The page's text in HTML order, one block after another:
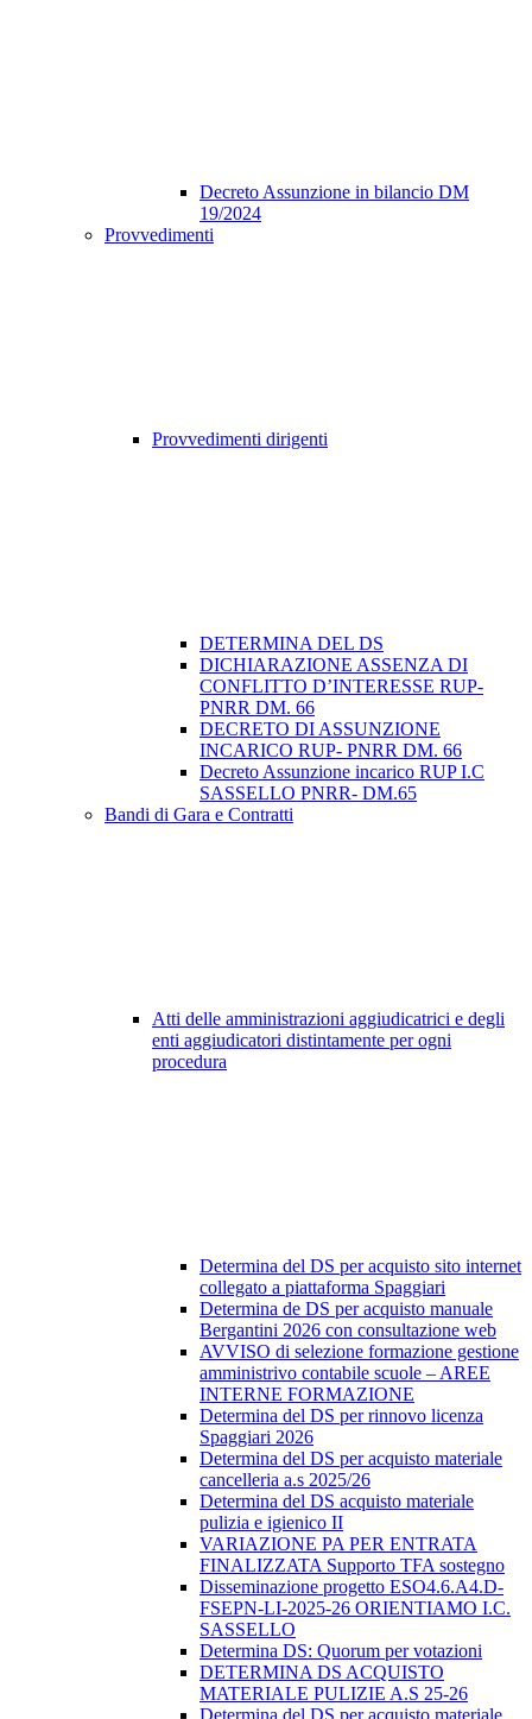
Decreto Assunzione in bilancio DM
19/2024
Provvedimenti
Provvedimenti dirigenti
DETERMINA DEL DS
DICHIARAZIONE ASSENZA DI
CONFLITTO D’INTERESSE RUP-
PNRR DM. 66
DECRETO DI ASSUNZIONE
INCARICO RUP- PNRR DM. 66
Decreto Assunzione incarico RUP I.C
SASSELLO PNRR- DM.65
Bandi di Gara e Contratti
Atti delle amministrazioni aggiudicatrici e degli
enti aggiudicatori distintamente per ogni
procedura
Determina del DS per acquisto sito internet
collegato a piattaforma Spaggiari
Determina de DS per acquisto manuale
Bergantini 2026 con consultazione web
AVVISO di selezione formazione gestione
amministrivo contabile scuole – AREE
INTERNE FORMAZIONE
Determina del DS per rinnovo licenza
Spaggiari 2026
Determina del DS per acquisto materiale
cancelleria a.s 2025/26
Determina del DS acquisto materiale
pulizia e igienico II
VARIAZIONE PA PER ENTRATA
FINALIZZATA Supporto TFA sostegno
Disseminazione progetto ESO4.6.A4.D-
FSEPN-LI-2025-26 ORIENTIAMO I.C.
SASSELLO
Determina DS: Quorum per votazioni
DETERMINA DS ACQUISTO
MATERIALE PULIZIE A.S 25-26